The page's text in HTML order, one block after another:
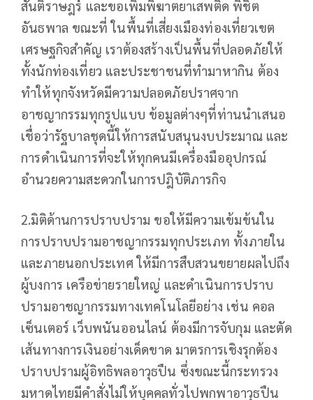
สันติราษฎร์ และขอเพิ่มพิฆาตยาเสพติด พิชิต
อันธพาล ขณะที่ ในพื้นที่เสี่ยงเมืองท่องเที่ยวเขต
เศรษฐกิจสำคัญ เราต้องสร้างเป็นพื้นที่ปลอดภัยให้
ทั้งนักท่องเที่ยว และประชาชนที่ทำมาหากิน ต้อง
ทำให้ทุกจังหวัดมีความปลอดภัยปราศจาก
อาชญากรรมทุกรูปแบบ ข้อมูลต่างๆที่ท่านนำเสนอ
เชื่อว่ารัฐบาลชุดนี้ให้การสนับสนุนงบประมาณ และ
การดำเนินการที่จะให้ทุกคนมีเครื่องมืออุปกรณ์
อำนวยความสะดวกในการปฎิบัติภารกิจ
2.มิติด้านการปราบปราม ขอให้มีความเข้มข้นใน
การปราบปรามอาชญากรรมทุกประเภท ทั้งภายใน
และภายนอกประเทศ ให้มีการสืบสวนขยายผลไปถึง
ผู้บงการ เครือข่ายรายใหญ่ และดำเนินการปราบ
ปรามอาชญากรรมทางเทคโนโลยีอย่าง เช่น คอล
เซ็นเตอร์ เว็บพนันออนไลน์ ต้องมีการจับกุม และตัด
เส้นทางการเงินอย่างเด็ดขาด มาตรการเชิงรุกต้อง
ปราบปรามผู้อิทธิพลอาวุธปืน ซึ่งขณะนี้กระทรวง
มหาดไทยมีคำสั่งไม่ให้บุคคลทั่วไปพกพาอาวุธปืน